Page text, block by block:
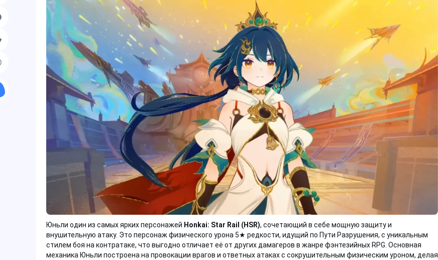
Юньли один из самых ярких персонажей Honkai: Star Rail (HSR), сочетающий в себе мощную защиту и
внушительную атаку. Это персонаж физического урона 5★ редкости, идущий по Пути Разрушения, с уникальным
стилем боя на контратаке, что выгодно отличает её от других дамагеров в жанре фэнтезийных RPG. Основная
механика Юньли построена на провокации врагов и ответных атаках с сокрушительным физическим уроном, делая